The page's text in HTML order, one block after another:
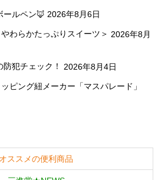
ールペン🦊 2026年8月6日
わらかたっぷりスイーツ＞ 2026年8月
犯チェック！
2026年8月4日
ピング紐メーカー「マスパレード」
オススメの便利商品